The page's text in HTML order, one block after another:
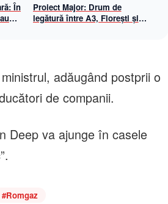
În
Proiect Major: Drum de
legătură între A3, Florești și
adăugând postprii o
de companii.
Deep va ajunge în casele
#Romgaz